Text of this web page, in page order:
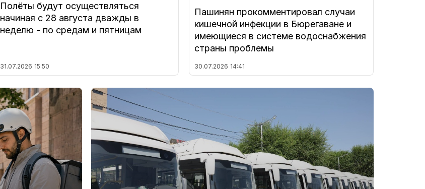
Полёты будут осуществляться
начиная с 28 августа дважды в
неделю - по средам и пятницам
31.07.2026 15:50
Пашинян прокомментировал случаи
кишечной инфекции в Бюрегаване и
имеющиеся в системе водоснабжения
страны проблемы
30.07.2026 14:41